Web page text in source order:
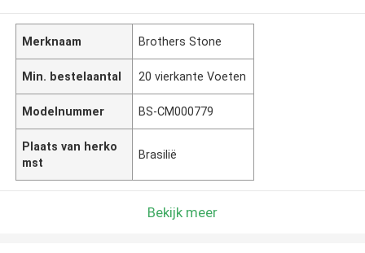
Merknaam Brothers Stone
Min. bestelaantal 20 vierkante Voeten
Modelnummer BS-CM000779
Plaats van herko
mst
Brasilië
Bekijk meer